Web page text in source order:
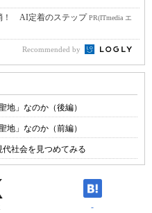
！ AI定着のステップPR(ITmedia エ
Recommended by
地」なのか（後編）
地」なのか（前編）
代社会を見つめてみる
-